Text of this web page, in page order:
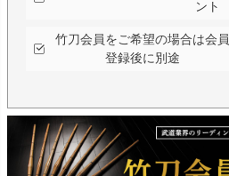
ント
竹刀会員をご希望の場合は会員
登録後に別途